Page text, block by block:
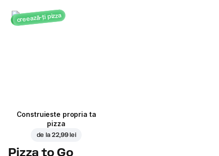
creează-ți pizza
Construieste propria ta
pizza
de la 22,99 lei
Pizza to Go